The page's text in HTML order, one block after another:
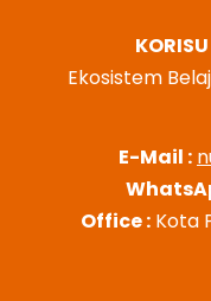
Ekosistem
E-Mail :
Office :Kota